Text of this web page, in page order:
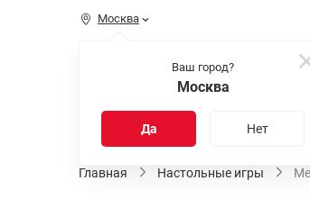
Москва
Ваш город?
Москва
Да Нет
КАТАЛОГ
Распродажа
Главная Настольные игры